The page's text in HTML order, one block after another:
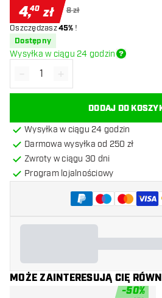
4,40 zł 8 zł
Oszczędzasz45% !
Dostępny
Wysyłka w ciągu 24 godzin
Zmniejsz ilość
- Zwiększ ilość
+
DODAJ DO
Wysyłka w ciągu 24 godzin
Darmowa wysyłka od 250 zł
Zwroty w ciągu 30 dni
Program lojalnościowy
MOŻE ZAINTERESUJĄ CIĘ
-50%